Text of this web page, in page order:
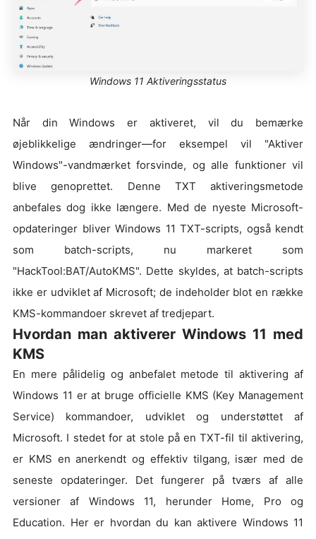
Windows 11 Aktiveringsstatus
Når din Windows er aktiveret, vil du bemærke
øjeblikkelige ændringer—for eksempel vil "Aktiver
Windows"-vandmærket forsvinde, og alle funktioner vil
blive genoprettet. Denne TXT aktiveringsmetode
anbefales dog ikke længere. Med de nyeste Microsoft-
opdateringer bliver Windows 11 TXT-scripts, også kendt
som batch-scripts, nu markeret som
"HackTool:BAT/AutoKMS". Dette skyldes, at batch-scripts
ikke er udviklet af Microsoft; de indeholder blot en række
KMS-kommandoer skrevet af tredjepart.
Hvordan man aktiverer Windows 11 med
KMS
En mere pålidelig og anbefalet metode til aktivering af
Windows 11 er at bruge officielle KMS (Key Management
Service) kommandoer, udviklet og understøttet af
Microsoft. I stedet for at stole på en TXT-fil til aktivering,
er KMS en anerkendt og effektiv tilgang, især med de
seneste opdateringer. Det fungerer på tværs af alle
versioner af Windows 11, herunder Home, Pro og
Education. Her er hvordan du kan aktivere Windows 11